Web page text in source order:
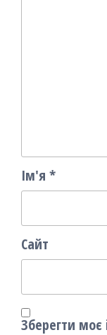
Ім'я *
Сайт
Зберегти моє